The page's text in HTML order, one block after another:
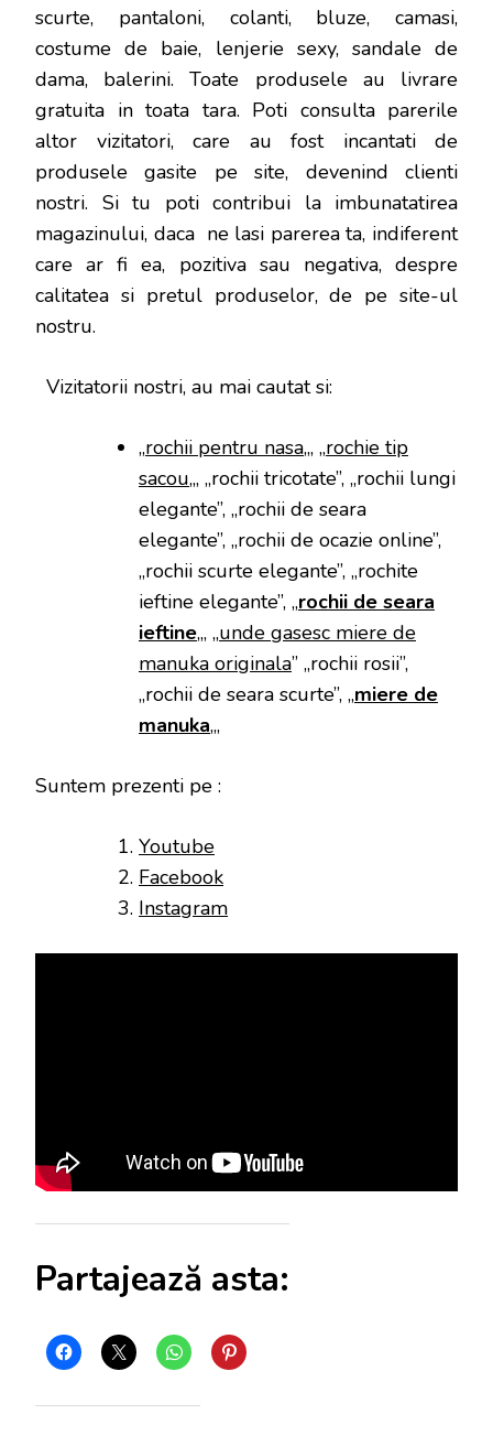
scurte, pantaloni, colanti, bluze, camasi,
costume de baie, lenjerie sexy, sandale de
dama, balerini. Toate produsele au livrare
gratuita in toata tara. Poti consulta parerile
altor vizitatori, care au fost incantati de
produsele gasite pe site, devenind clienti
nostri. Si tu poti contribui la imbunatatirea
magazinului, daca ne lasi parerea ta, indiferent
care ar fi ea, pozitiva sau negativa, despre
calitatea si pretul produselor, de pe site-ul
nostru.
Vizitatorii nostri, au mai cautat si:
„rochii pentru nasa„, „rochie tip
sacou„, „rochii tricotate”, „rochii lungi
elegante”, „rochii de seara
elegante”, „rochii de ocazie online”,
„rochii scurte elegante”, „rochite
ieftine elegante”, „rochii de seara
ieftine„, „unde gasesc miere de
manuka originala” „rochii rosii”,
„rochii de seara scurte”, „miere de
manuka„,
Suntem prezenti pe :
Youtube
Facebook
Instagram
Partajează asta: